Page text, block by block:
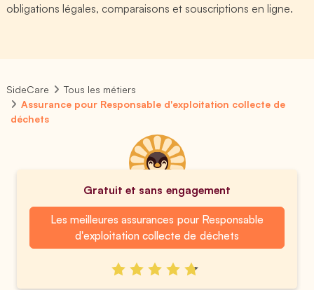
obligations légales, comparaisons et souscriptions en ligne.
SideCare
Tous les métiers
Assurance pour Responsable d'exploitation collecte de
déchets
Gratuit et sans engagement
Les meilleures assurances pour Responsable
d'exploitation collecte de déchets